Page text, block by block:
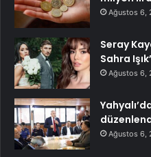
Ağustos 6,
Seray
Sahra
Ağustos 6,
Ağustos 6,